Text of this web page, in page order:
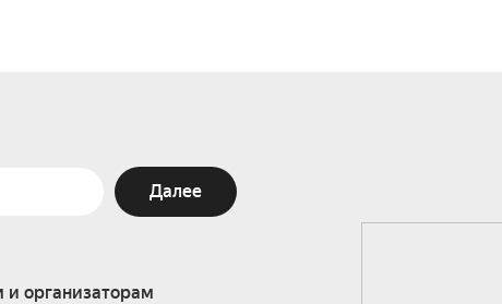
Далее
и организаторам